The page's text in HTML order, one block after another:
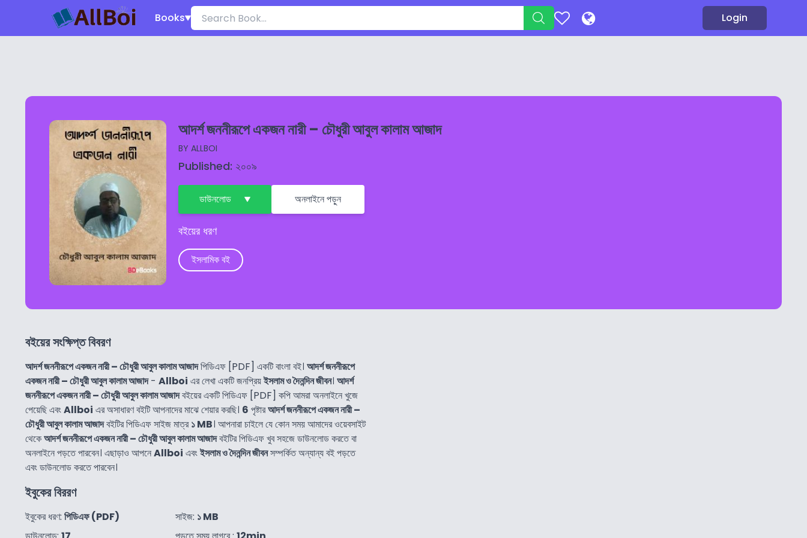
Books Login
আদর্শ জননীরূপে একজন নারী – চৌধুরী আবুল কালাম আজাদ
BY ALLBOI
Published: ২০০৯
ডাউনলোড অনলাইনে পড়ুন
বইয়ের ধরণ
ইসলামিক বই
বইয়ের সংক্ষিপ্ত বিবরণ
আদর্শ জননীরূপে একজন নারী – চৌধুরী আবুল কালাম আজাদপিডিএফ [PDF] একটি বাংলা বই। আদর্শ জননীরূপে
একজন নারী – চৌধুরী আবুল কালাম আজাদ- Allboi এর লেখা একটি জনপ্রিয়ইসলাম ও দৈনন্দিন জীবন। আদর্শ
জননীরূপে একজন নারী – চৌধুরী আবুল কালাম আজাদবইয়ের একটি পিডিএফ [PDF] কপি আমরা অনলাইনে খুজে
পেয়েছি এবংAllboi এর অসাধারণ বইটি আপনাদের মাঝে শেয়ার করছি। 6 পৃষ্টারআদর্শ জননীরূপে একজন নারী –
চৌধুরী আবুল কালাম আজাদবইটির পিডিএফ সাইজ মাত্র১ MB। আপনারা চাইলে যে কোন সময় আমাদের ওয়েবসাইট
থেকেআদর্শ জননীরূপে একজন নারী – চৌধুরী আবুল কালাম আজাদবইটির পিডিএফ খুব সহজে ডাউনলোড করতে বা
অনলাইনে পড়তে পারবেন। এছাড়াও আপনেAllboi এবংইসলাম ও দৈনন্দিন জীবনসম্পর্কিত অন্যান্য বই পড়তে
এবং ডাউনলোড করতে পারবেন।
ইবুকের বিররণ
ইবুকের ধরণ: পিডিএফ (PDF)
সাইজ: ১ MB